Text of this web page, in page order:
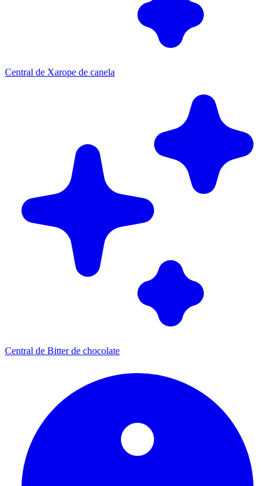
Central de Xarope de canela
Central de Bitter de chocolate